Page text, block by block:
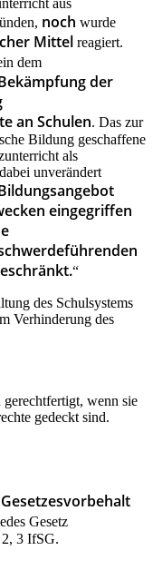
noch wurde
Mittel reagiert.
dem
der
an Schulen. Das zur
Bildung geschaffene
als
unverändert
eingegriffen
“
des Schulsystems
Verhinderung des
wenn sie
gedeckt sind.
Gesetz
3 IfSG.